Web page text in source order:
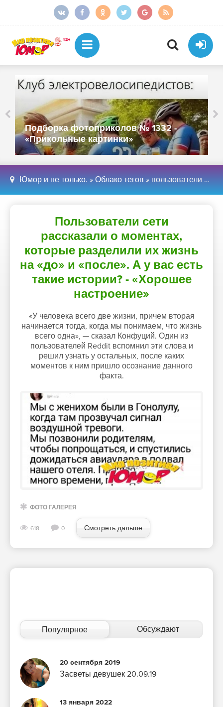
Подборка фотоприколов № 1332 -
«Прикольные картинки»
Юмор и не только. » Облако тегов » пользователи сети рассказали о моментах которые разделили их жизнь на «до» и «после»
Пользователи сети
рассказали о моментах,
которые разделили их жизнь
на «до» и «после». А у вас есть
такие истории? - «Хорошее
настроение»
«У человека всего две жизни, причем вторая
начинается тогда, когда мы понимаем, что жизнь
всего одна», — сказал Конфуций. Один из
пользователей Reddit вспомнил эти слова и
решил узнать у остальных, после каких
моментов к ним пришло осознание данного
факта.
ФОТО ГАЛЕРЕЯ
618 0 Смотреть дальше
Популярное Обсуждают
20 сентября 2019
Засветы девушек 20.09.19
13 января 2022